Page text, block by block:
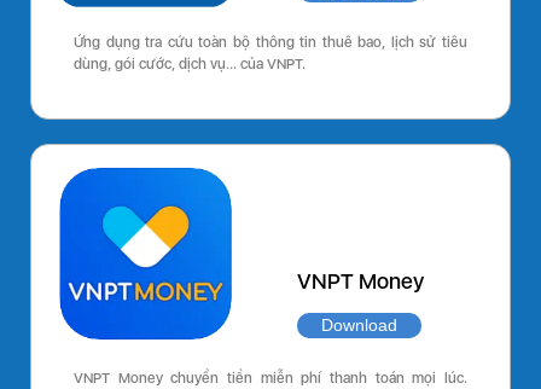
Ứng dụng tra cứu toàn bộ thông tin thuê bao, lịch sử tiêu
dùng, gói cước, dịch vụ… của VNPT.
VNPT Money
Download
VNPT Money chuyển tiền miễn phí thanh toán mọi lúc.